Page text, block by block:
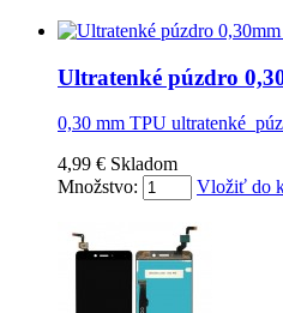
Ultratenké púzdro
0,30 mm TPU ultratenké
4,99 € Skladom
Množstvo:
Vložiť do